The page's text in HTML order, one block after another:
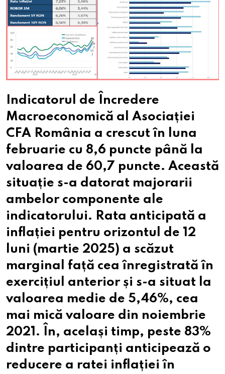
Indicatorul de Încredere
Macroeconomică al Asociației
CFA România a crescut în luna
februarie cu 8,6 puncte până la
valoarea de 60,7 puncte. Această
situație s-a datorat majorarii
ambelor componente ale
indicatorului. Rata anticipată a
inflației pentru orizontul de 12
luni (martie 2025) a scăzut
marginal față cea înregistrată în
exercițiul anterior și s-a situat la
valoarea medie de 5,46%, cea
mai mică valoare din noiembrie
2021. În, același timp, peste 83%
dintre participanți anticipează o
reducere a ratei inflației în